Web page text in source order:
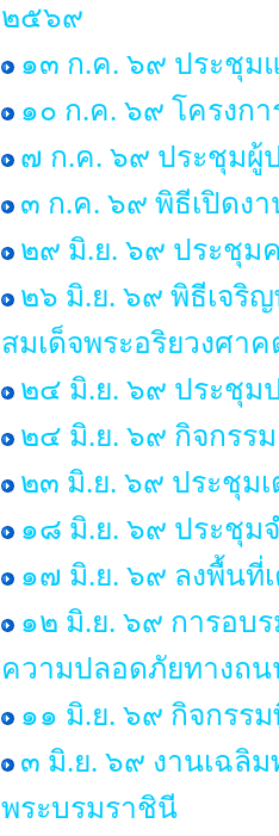
๒๕๖๙
๑๓ ก.ค. ๖๙ ประชุม
๑๐ ก.ค. ๖๙ โครงก
๗ ก.ค. ๖๙ ประชุมผู้
๓ ก.ค. ๖๙ พิธีเปิดงา
๒๙ มิ.ย. ๖๙ ประชุม
๒๖ มิ.ย. ๖๙ พิธีเจริ
สมเด็จพระอริยวงศ
๒๔ มิ.ย. ๖๙ ประชุม
๒๔ มิ.ย. ๖๙ กิจกรร
๒๓ มิ.ย. ๖๙ ประชุม
๑๘ มิ.ย. ๖๙ ประชุม
๑๗ มิ.ย. ๖๙ ลงพื้นที่
๑๒ มิ.ย. ๖๙ การอบ
ความปลอดภัยทางถ
๑๑ มิ.ย. ๖๙ กิจกรร
๓ มิ.ย. ๖๙ งานเฉลิม
พระบรมราชินี